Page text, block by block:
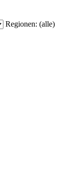
Regionen: (alle)